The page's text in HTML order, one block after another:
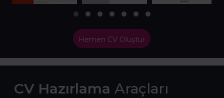
Hemen CV Oluştur
CV Hazırlama Araçları